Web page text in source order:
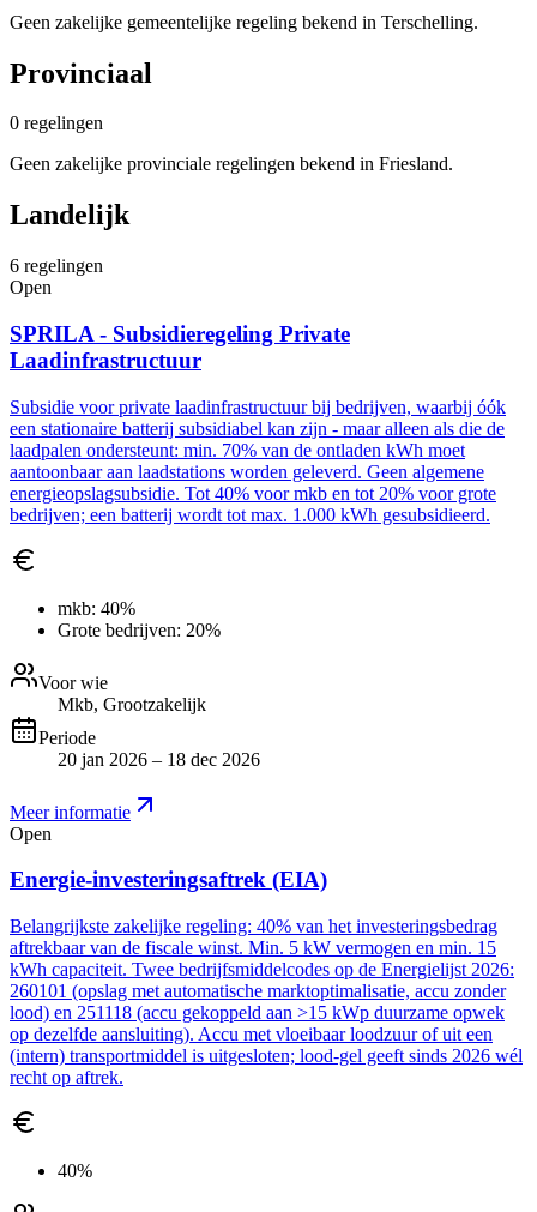
Geen zakelijke gemeentelijke regeling bekend in Terschelling.
Provinciaal
0 regelingen
Geen zakelijke provinciale regelingen bekend in Friesland.
Landelijk
6 regelingen
Open
SPRILA - Subsidieregeling Private
Laadinfrastructuur
Subsidie voor private laadinfrastructuur bij bedrijven, waarbij óók
een stationaire batterij subsidiabel kan zijn - maar alleen als die de
laadpalen ondersteunt: min. 70% van de ontladen kWh moet
aantoonbaar aan laadstations worden geleverd. Geen algemene
energieopslagsubsidie. Tot 40% voor mkb en tot 20% voor grote
bedrijven; een batterij wordt tot max. 1.000 kWh gesubsidieerd.
mkb: 40%
Grote bedrijven: 20%
Voor wie
Mkb, Grootzakelijk
Periode
20 jan 2026 – 18 dec 2026
Meer informatie
Open
Energie-investeringsaftrek (EIA)
Belangrijkste zakelijke regeling: 40% van het investeringsbedrag
aftrekbaar van de fiscale winst. Min. 5 kW vermogen en min. 15
kWh capaciteit. Twee bedrijfsmiddelcodes op de Energielijst 2026:
260101 (opslag met automatische marktoptimalisatie, accu zonder
lood) en 251118 (accu gekoppeld aan >15 kWp duurzame opwek
op dezelfde aansluiting). Accu met vloeibaar loodzuur of uit een
(intern) transportmiddel is uitgesloten; lood-gel geeft sinds 2026 wél
recht op aftrek.
40%